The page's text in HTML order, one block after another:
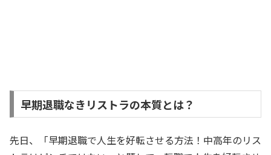
早期退職なきリストラの本質とは？
先日、「早期退職で人生を好転させる方法！中高年のリス